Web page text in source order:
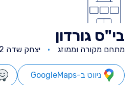
בי"ס גורדון
מתחם מקורה וממוזג יצחק שדה 22, הרצליה
ניווט ב-GoogleMaps